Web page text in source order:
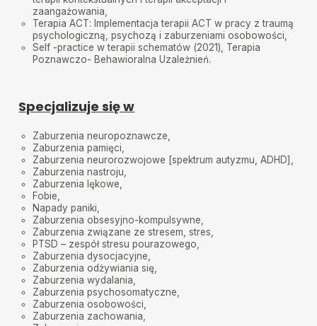
zaangażowania,
Terapia ACT: Implementacja terapii ACT w pracy z traumą
psychologiczną, psychozą i zaburzeniami osobowości,
Self -practice w terapii schematów (2021), Terapia
Poznawczo- Behawioralna Uzależnień.
Specjalizuje się w
Zaburzenia neuropoznawcze,
Zaburzenia pamięci,
Zaburzenia neurorozwojowe [spektrum autyzmu, ADHD],
Zaburzenia nastroju,
Zaburzenia lękowe,
Fobie,
Napady paniki,
Zaburzenia obsesyjno-kompulsywne,
Zaburzenia związane ze stresem, stres,
PTSD – zespół stresu pourazowego,
Zaburzenia dysocjacyjne,
Zaburzenia odżywiania się,
Zaburzenia wydalania,
Zaburzenia psychosomatyczne,
Zaburzenia osobowości,
Zaburzenia zachowania,